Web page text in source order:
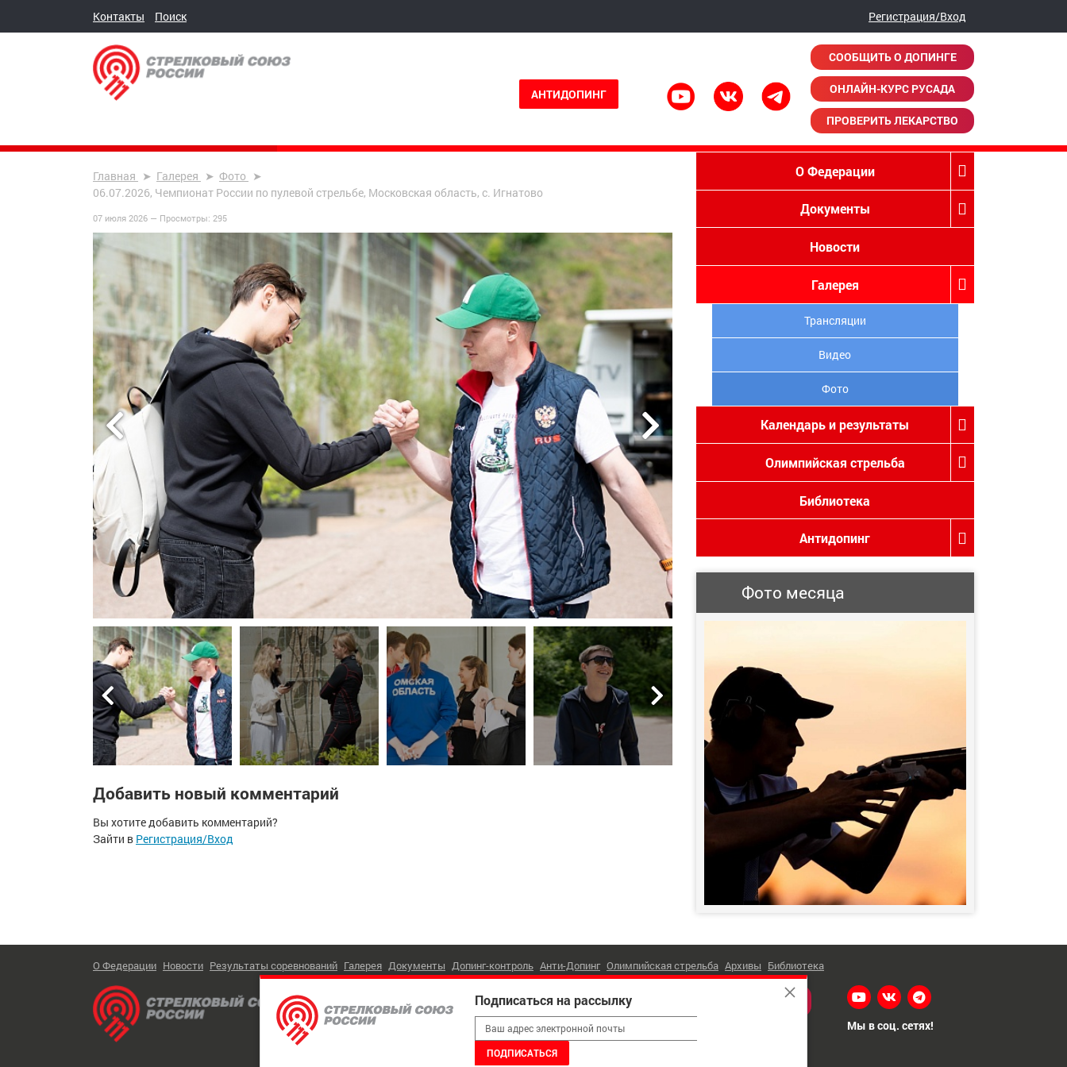
Контакты Поиск Регистрация/Вход
АНТИДОПИНГ
СООБЩИТЬ О ДОПИНГЕ
ОНЛАЙН-КУРС РУСАДА
ПРОВЕРИТЬ ЛЕКАРСТВО
Главная Галерея
Фото
06.07.2026, Чемпионат России по пулевой стрельбе, Московская область, с. Игнатово
07 июля 2026 — Просмотры: 295
Добавить новый комментарий
Вы хотите добавить комментарий?
Зайти в Регистрация/Вход
О Федерации
Документы
Новости
Галерея
Трансляции
Видео
Фото
Календарь и результаты
Олимпийская стрельба
Библиотека
Антидопинг
Фото месяца
О Федерации Новости Результаты соревнований Галерея Документы Допинг-контроль Анти-Допинг Олимпийская стрельба Архивы Библиотека
Адрес:г. Москва, Лужнецкая наб, д. 8
Обратная связь:
shooting@shooting-russia.ru
© 2026 Стрелковый Союз России
ПОДПИСАТЬСЯ НА НОВОСТИ
Мы в соц. сетях!
Подписаться на рассылку